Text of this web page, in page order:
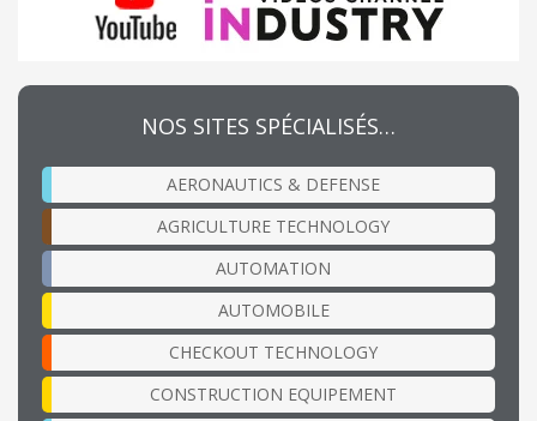
NOS SITES SPÉCIALISÉS…
AERONAUTICS & DEFENSE
AGRICULTURE TECHNOLOGY
AUTOMATION
AUTOMOBILE
CHECKOUT TECHNOLOGY
CONSTRUCTION EQUIPEMENT